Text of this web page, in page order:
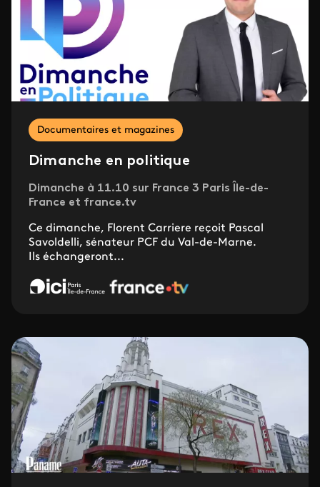
Documentaires et magazines
Dimanche en politique
Dimanche à 11.10 sur France 3 Paris Île-de-
France et france.tv
Ce dimanche, Florent Carriere reçoit Pascal
Savoldelli, sénateur PCF du Val-de-Marne.
Ils échangeront...